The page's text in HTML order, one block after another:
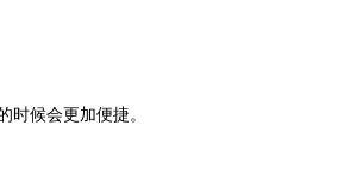
候会更加便捷。